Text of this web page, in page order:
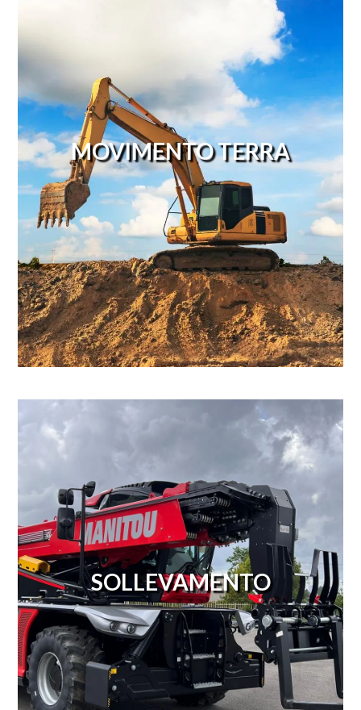
MOVIMENTO TERRA
SOLLEVAMENTO